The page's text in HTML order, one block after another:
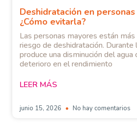
Deshidratación en
¿Cómo evitarla?
Las personas mayores están
riesgo de deshidratación. Durante
produce una disminución del agua
deterioro en el rendimiento
LEER MÁS
junio 15, 2026 No hay comentarios